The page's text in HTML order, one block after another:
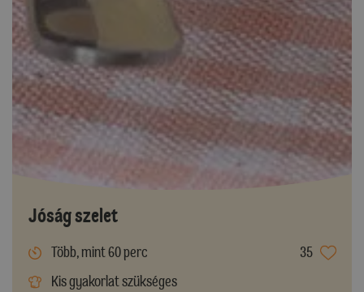
Jóság szelet
Több, mint 60 perc
35
Kis gyakorlat szükséges